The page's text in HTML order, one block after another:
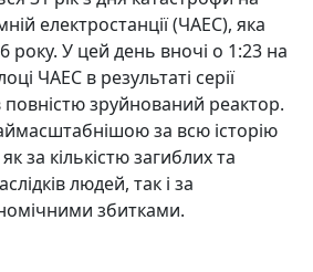
електростанції (ЧАЕС), яка
року. У цей день вночі о 1:23 на
ЧАЕС в результаті серії
повністю зруйнований реактор.
за всю історію
за кількістю загиблих та
людей, так і за
збитками.